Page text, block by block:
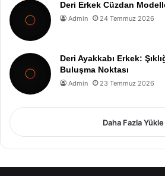
Deri Erkek Cüzdan
Admin 24 Temmuz 2026
Deri Ayakkabı Erkek:
Buluşma Noktası
Admin 23 Temmuz 2026
Daha Fazla Yükle